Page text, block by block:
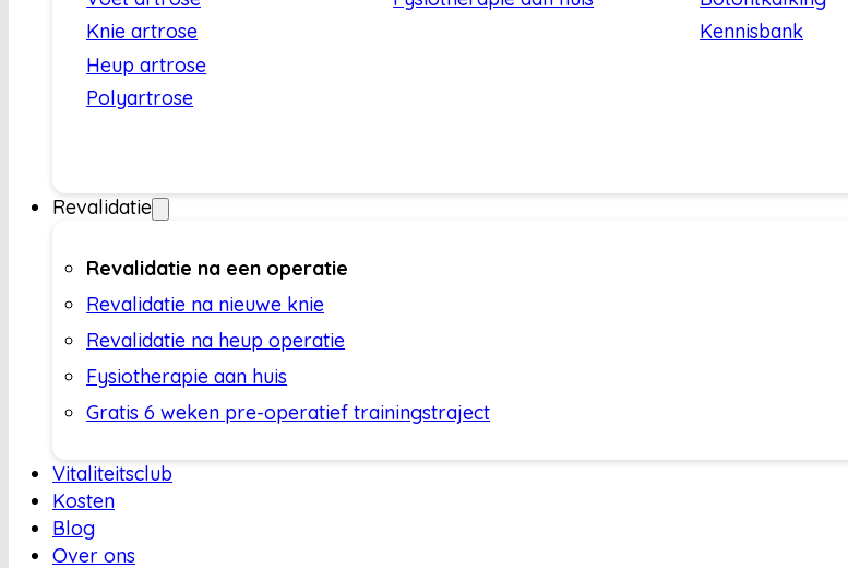
Knie artrose
Heup artrose
Polyartrose
Kennisbank
Revalidatie
Revalidatie na een operatie
Revalidatie na nieuwe knie
Revalidatie na heup operatie
Fysiotherapie aan huis
Gratis 6 weken pre-operatief trainingstraject
Vitaliteitsclub
Kosten
Blog
Over ons